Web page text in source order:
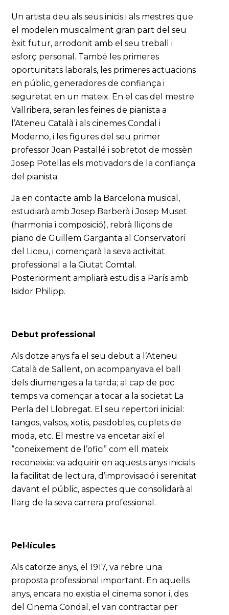
Un artista deu als seus inicis i als mestres que
el modelen musicalment gran part del seu
èxit futur, arrodonit amb el seu treball i
esforç personal. També les primeres
oportunitats laborals, les primeres actuacions
en públic, generadores de confiança i
seguretat en un mateix. En el cas del mestre
Vallribera, seran les feines de pianista a
l’Ateneu Català i als cinemes Condal i
Moderno, i les figures del seu primer
professor Joan Pastallé i sobretot de mossèn
Josep Potellas els motivadors de la confiança
del pianista.
Ja en contacte amb la Barcelona musical,
estudiarà amb Josep Barberà i Josep Muset
(harmonia i composició), rebrà lliçons de
piano de Guillem Garganta al Conservatori
del Liceu, i començarà la seva activitat
professional a la Ciutat Comtal.
Posteriorment ampliarà estudis a París amb
Isidor Philipp.
Debut professional
Als dotze anys fa el seu debut a l’Ateneu
Català de Sallent, on acompanyava el ball
dels diumenges a la tarda; al cap de poc
temps va començar a tocar a la societat La
Perla del Llobregat. El seu repertori inicial:
tangos, valsos, xotis, pasdobles, cuplets de
moda, etc. El mestre va encetar així el
“coneixement de l’ofici” com ell mateix
reconeixia: va adquirir en aquests anys inicials
la facilitat de lectura, d’improvisació i serenitat
davant el públic, aspectes que consolidarà al
llarg de la seva carrera professional.
Pel·lícules
Als catorze anys, el 1917, va rebre una
proposta professional important. En aquells
anys, encara no existia el cinema sonor i, des
del Cinema Condal, el van contractar per